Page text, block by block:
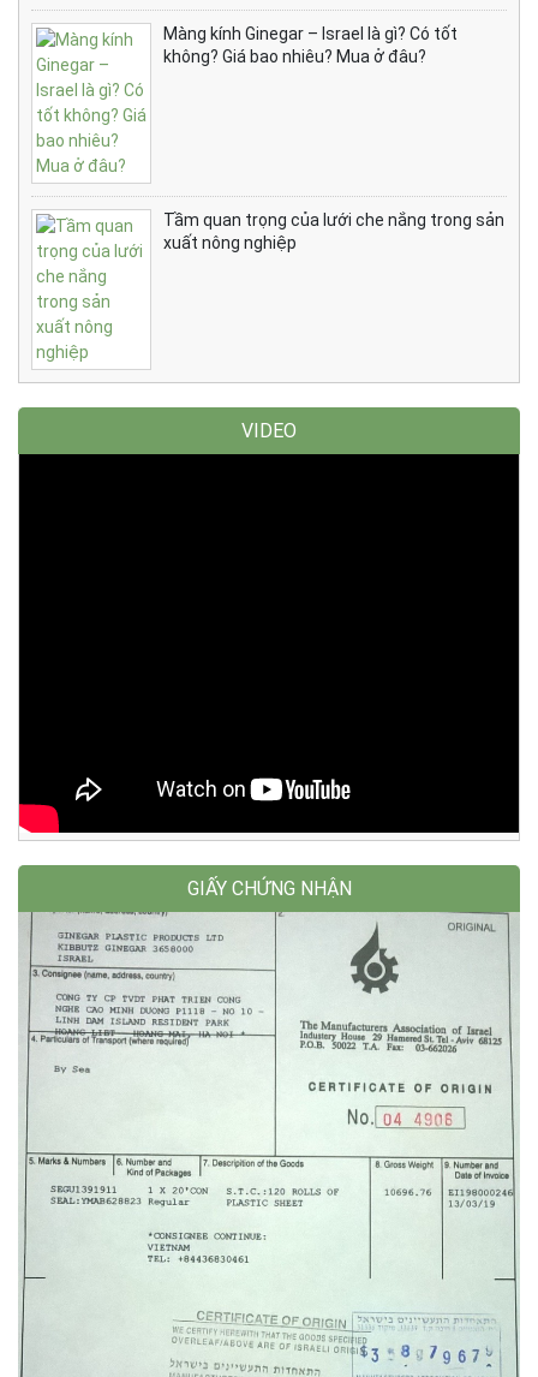
Màng kính Ginegar – Israel là gì? Có tốt
không? Giá bao nhiêu? Mua ở đâu?
Tầm quan trọng của lưới che nắng trong sản
xuất nông nghiệp
VIDEO
GIẤY CHỨNG NHẬN